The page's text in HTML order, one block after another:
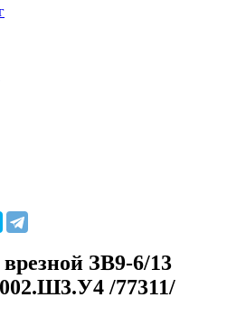
ЗВ9-6/13
/77311/